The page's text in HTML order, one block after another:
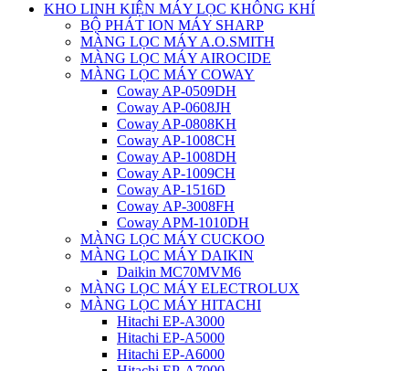
KHO LINH KIỆN MÁY LỌC KHÔNG KHÍ
BỘ PHÁT ION MÁY SHARP
MÀNG LỌC MÁY A.O.SMITH
MÀNG LỌC MÁY AIROCIDE
MÀNG LỌC MÁY COWAY
Coway AP-0509DH
Coway AP-0608JH
Coway AP-0808KH
Coway AP-1008CH
Coway AP-1008DH
Coway AP-1009CH
Coway AP-1516D
Coway AP-3008FH
Coway APM-1010DH
MÀNG LỌC MÁY CUCKOO
MÀNG LỌC MÁY DAIKIN
Daikin MC70MVM6
MÀNG LỌC MÁY ELECTROLUX
MÀNG LỌC MÁY HITACHI
Hitachi EP-A3000
Hitachi EP-A5000
Hitachi EP-A6000